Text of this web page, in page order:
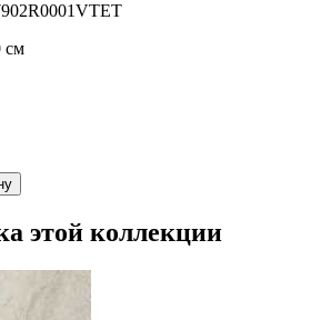
см
этой коллекции